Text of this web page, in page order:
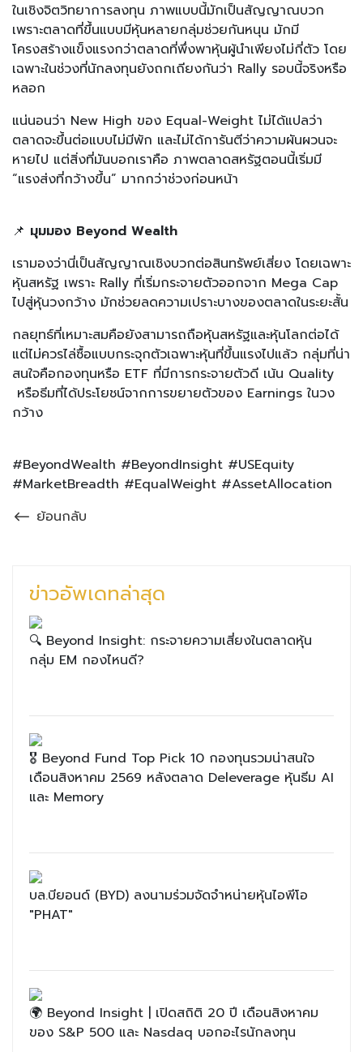
ในเชิงจิตวิทยาการลงทุน ภาพแบบนี้มักเป็นสัญญาณบวก
เพราะตลาดที่ขึ้นแบบมีหุ้นหลายกลุ่มช่วยกันหนุน มักมี
โครงสร้างแข็งแรงกว่าตลาดที่พึ่งพาหุ้นผู้นำเพียงไม่กี่ตัว โดย
เฉพาะในช่วงที่นักลงทุนยังถกเถียงกันว่า Rally รอบนี้จริงหรือ
หลอก
แน่นอนว่า New High ของ Equal-Weight ไม่ได้แปลว่า
ตลาดจะขึ้นต่อแบบไม่มีพัก และไม่ได้การันตีว่าความผันผวนจะ
หายไป แต่สิ่งที่มันบอกเราคือ ภาพตลาดสหรัฐตอนนี้เริ่มมี
“แรงส่งที่กว้างขึ้น” มากกว่าช่วงก่อนหน้า
📌 มุมมอง Beyond Wealth
เรามองว่านี่เป็นสัญญาณเชิงบวกต่อสินทรัพย์เสี่ยง โดยเฉพาะ
หุ้นสหรัฐ เพราะ Rally ที่เริ่มกระจายตัวออกจาก Mega Cap
ไปสู่หุ้นวงกว้าง มักช่วยลดความเปราะบางของตลาดในระยะสั้น
กลยุทธ์ที่เหมาะสมคือยังสามารถถือหุ้นสหรัฐและหุ้นโลกต่อได้
แต่ไม่ควรไล่ซื้อแบบกระจุกตัวเฉพาะหุ้นที่ขึ้นแรงไปแล้ว กลุ่มที่น่า
สนใจคือกองทุนหรือ ETF ที่มีการกระจายตัวดี เน้น Quality
หรือธีมที่ได้ประโยชน์จากการขยายตัวของ Earnings ในวง
กว้าง
#BeyondWealth #BeyondInsight #USEquity
#MarketBreadth #EqualWeight #AssetAllocation
ย้อนกลับ
ข่าวอัพเดทล่าสุด
🔍 Beyond Insight: กระจายความเสี่ยงในตลาดหุ้น
กลุ่ม EM กองไหนดี?
🎖 Beyond Fund Top Pick 10 กองทุนรวมน่าสนใจ
เดือนสิงหาคม 2569 หลังตลาด Deleverage หุ้นธีม AI
และ Memory
บล.บียอนด์ (BYD) ลงนามร่วมจัดจำหน่ายหุ้นไอพีโอ
"PHAT"
🌍 Beyond Insight | เปิดสถิติ 20 ปี เดือนสิงหาคม
ของ S&P 500 และ Nasdaq บอกอะไรนักลงทุน